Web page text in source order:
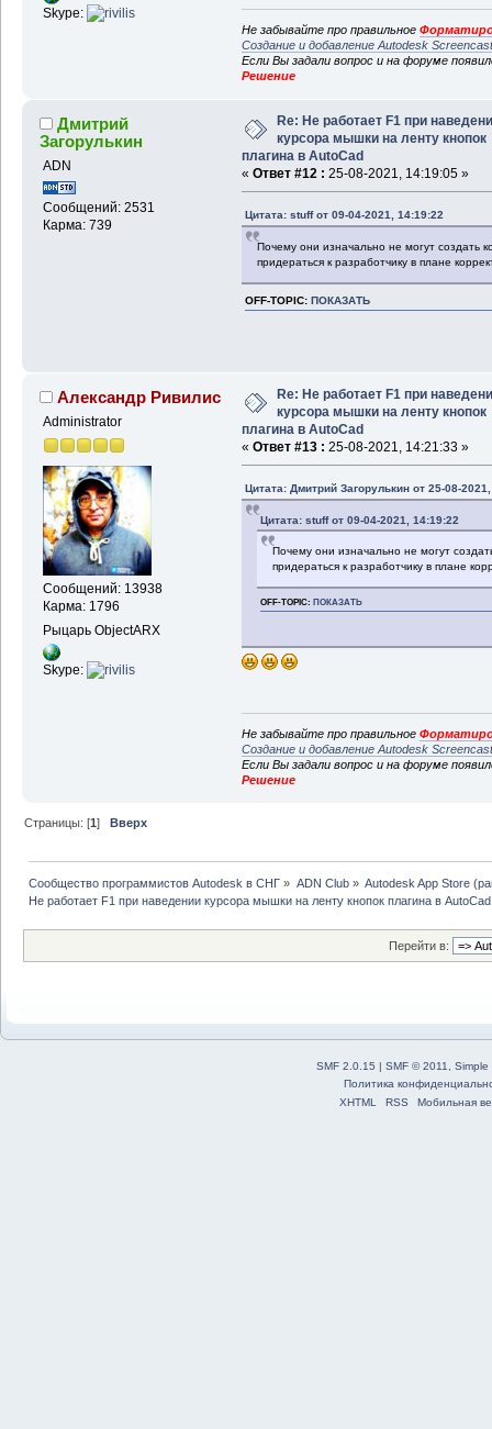
Skype:
Не забывайте про правильное
Создание и добавление Autodesk
Если Вы задали вопрос и на форуме
Решение
Дмитрий
Загорулькин
ADN
Сообщений: 2531
Карма: 739
Re: Не работает F1 при
курсора мышки на ленту кнопок
плагина в AutoCad
« Ответ #12 : 25-08-2021, 14:19:05 »
Цитата: stuff от 09-04-2021, 14:19:22
Почему они изначально не могут создать
придераться к разработчику в плане
OFF-TOPIC: ПОКАЗАТЬ
Александр Ривилис
Administrator
Сообщений: 13938
Карма: 1796
Рыцарь ObjectARX
Skype:
Re: Не работает F1 при
курсора мышки на ленту кнопок
плагина в AutoCad
« Ответ #13 : 25-08-2021, 14:21:33 »
Цитата: Дмитрий Загорулькин от 25-08-
Цитата: stuff от 09-04-2021, 14:19:22
Почему они изначально не могут
придераться к разработчику в плане
OFF-TOPIC: ПОКАЗАТЬ
Не забывайте про правильное
Создание и добавление Autodesk
Если Вы задали вопрос и на форуме
Решение
Страницы: [1]Вверх
Сообщество программистов Autodesk в СНГ » ADN Club» Autodesk App Store
Не работает F1 при наведении курсора мышки на ленту кнопок плагина в AutoCad
Перейти в:
SMF 2.0.15 | SMF © 2011
Simple
Политика
XHTML
RSS Мобильная